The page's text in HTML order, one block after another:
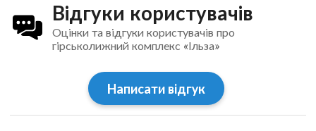
Відгуки користувачів
Оцінки та відгуки користувачів про
гірськолижний комплекс «Ільза»
Написати відгук